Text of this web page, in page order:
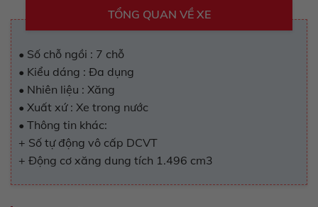
TỔNG QUAN VỀ XE
• Số chỗ ngồi : 7 chỗ
• Kiểu dáng : Đa dụng
• Nhiên liệu : Xăng
• Xuất xứ : Xe trong nước
• Thông tin khác:
+ Số tự động vô cấp DCVT
+ Động cơ xăng dung tích 1.496 cm3